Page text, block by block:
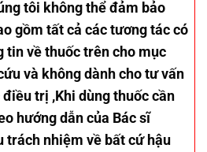
tôi không thể đảm bảo
gồm tất cả các tương tác có
tin về thuốc trên cho mục
và không dành cho tư vấn
trị ,Khi dùng thuốc cần
hướng dẫn của Bác sĩ
trách nhiệm về bất cứ hậu